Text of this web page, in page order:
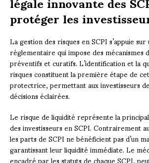
protéger les
La gestion des risques en SCPI s’appuie
réglementaire qui impose des
préventifs et curatifs. L’identification et la
risques constituent la première étape de
protectrice, permettant aux investisseurs
décisions éclairées.
Le risque de liquidité représente la
des investisseurs en SCPI. Contrairement
les parts de SCPI ne bénéficient pas d’un
garantissant leur liquidité immédiate. Le